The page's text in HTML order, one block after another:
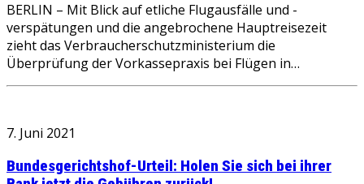
BERLIN – Mit Blick auf etliche Flugausfälle und -
verspätungen und die angebrochene Hauptreisezeit
zieht das Verbraucherschutzministerium die
Überprüfung der Vorkassepraxis bei Flügen in…
7. Juni 2021
Bundesgerichtshof-Urteil: Holen Sie sich bei ihrer